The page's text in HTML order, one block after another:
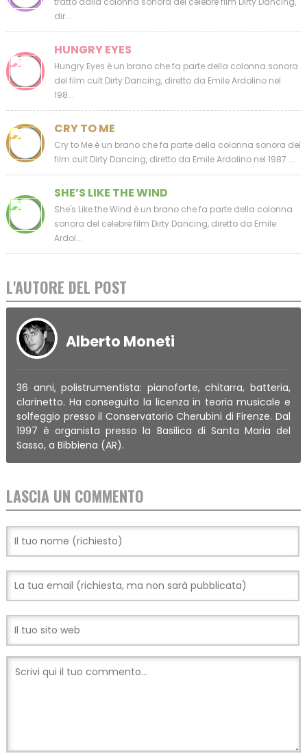
dir...
HUNGRY EYES
Hungry Eyes è un brano che fa parte della colonna sonora
del film cult Dirty Dancing, diretto da Emile Ardolino nel
198...
CRY TO ME
Cry to Me è un brano che fa parte della colonna sonora del
film cult Dirty Dancing, diretto da Emile Ardolino nel 1987 ...
SHE’S LIKE THE WIND
She's Like the Wind è un brano che fa parte della colonna
sonora del celebre film Dirty Dancing, diretto da Emile
Ardol...
L'AUTORE DEL POST
Alberto Moneti
36 anni, polistrumentista: pianoforte, chitarra, batteria,
clarinetto. Ha conseguito la licenza in teoria musicale e
solfeggio presso il Conservatorio Cherubini di Firenze. Dal
1997 è organista presso la Basilica di Santa Maria del
Sasso, a Bibbiena (AR).
LASCIA UN COMMENTO